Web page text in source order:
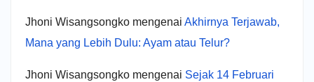
Jhoni Wisangsongko mengenai Akhirnya Terjawab,
Mana yang Lebih Dulu: Ayam atau Telur?
Jhoni Wisangsongko mengenai Sejak 14 Februari